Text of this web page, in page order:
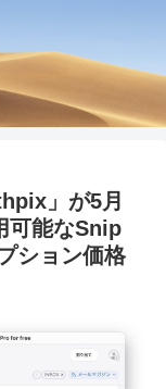
」が5月
可能なSnip
ション価格